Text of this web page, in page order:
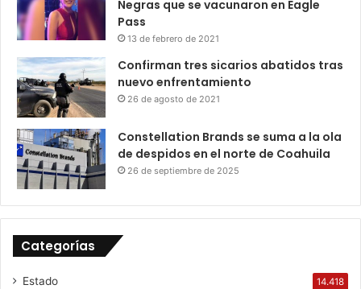
Negras que se vacunaron en Eagle
Pass
13 de febrero de 2021
Confirman tres sicarios abatidos tras
nuevo enfrentamiento
26 de agosto de 2021
Constellation Brands se suma a la ola
de despidos en el norte de Coahuila
26 de septiembre de 2025
Categorías
Estado 14.418